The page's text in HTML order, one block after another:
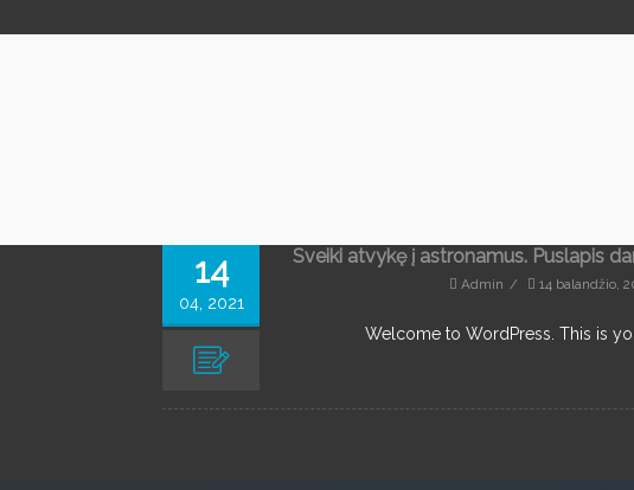
14
04, 2021
Sveiki atvykę į astronamus. Puslapis
Admin / 14 balandžio,
Welcome to WordPress. This is